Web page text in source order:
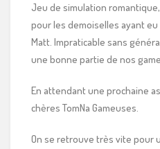
Jeu de simulation
pour les demoiselles ayant eu
Matt. Impraticable sans
une bonne partie de nos
En attendant une prochaine
chères TomNa Gameuses.
On se retrouve très vite pour